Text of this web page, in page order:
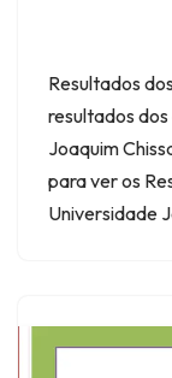
Resultados
resultados
Joaquim
para ver os
Universidade